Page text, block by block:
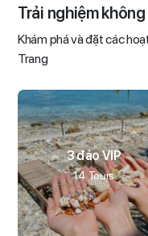
Trải nghiệm
Khám phá và đặt các
Trang
3 đảo VIP
14 Tours